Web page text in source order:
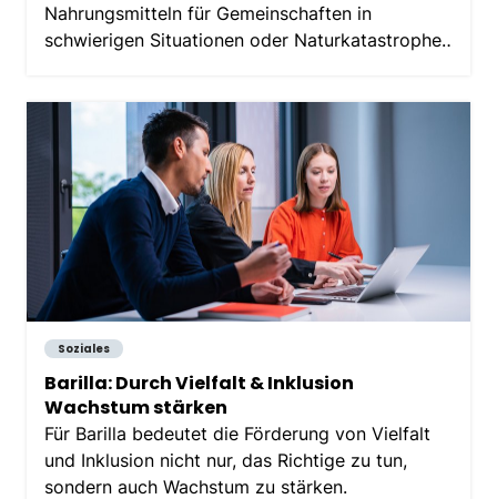
Nahrungsmitteln für Gemeinschaften in
schwierigen Situationen oder Naturkatastrophen
Soziales
Barilla: Durch Vielfalt & Inklusion
Wachstum stärken
Für Barilla bedeutet die Förderung von Vielfalt
und Inklusion nicht nur, das Richtige zu tun,
sondern auch Wachstum zu stärken.